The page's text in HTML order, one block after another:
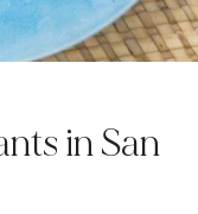
in San